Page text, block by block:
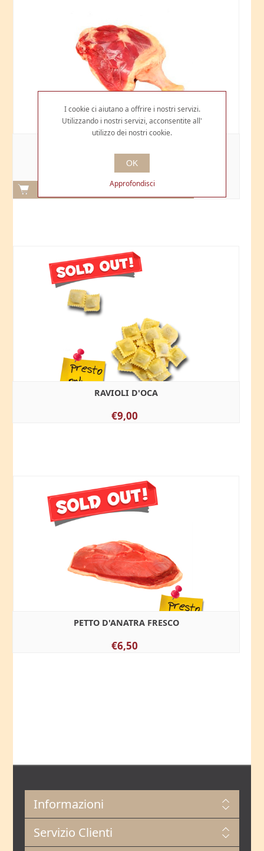
€6,30
RAVIOLI D'OCA
€9,00
PETTO D'ANATRA FRESCO
€6,50
Informazioni
Servizio Clienti
I cookie ci aiutano a offrire i nostri servizi.
Utilizzando i nostri servizi, acconsentite all'
utilizzo dei nostri cookie.
OK
Approfondisci